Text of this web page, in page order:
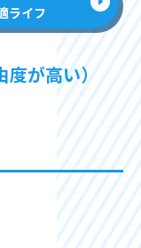
ライフ
度が高い）